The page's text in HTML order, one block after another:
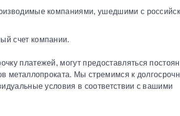
компаниями, ушедшими с
счет компании.
платежей, могут предоставляться
металлопроката. Мы стремимся к
условия в соответствии с вашими